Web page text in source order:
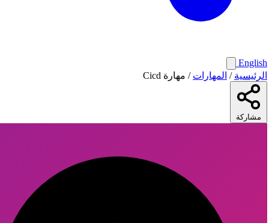
English
الرئيسية / المهارات / مهارة Cicd
مشاركة